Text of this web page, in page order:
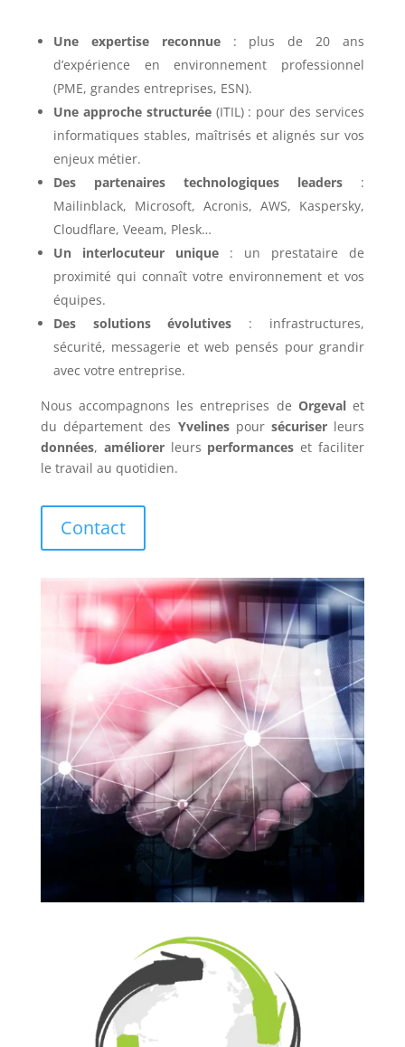
Une expertise reconnue: plus de 20 ans
d’expérience en environnement professionnel
(PME, grandes entreprises, ESN).
Une approche structurée(ITIL) : pour des services
informatiques stables, maîtrisés et alignés sur vos
enjeux métier.
Des partenaires technologiques leaders :
Mailinblack, Microsoft, Acronis, AWS, Kaspersky,
Cloudflare, Veeam, Plesk…
Un interlocuteur unique: un prestataire de
proximité qui connaît votre environnement et vos
équipes.
Des solutions évolutives : infrastructures,
sécurité, messagerie et web pensés pour grandir
avec votre entreprise.
Nous accompagnons les entreprises de Orgevalet
du département des Yvelinespour sécuriserleurs
données, améliorerleurs performances et faciliter
le travail au quotidien.
Contact